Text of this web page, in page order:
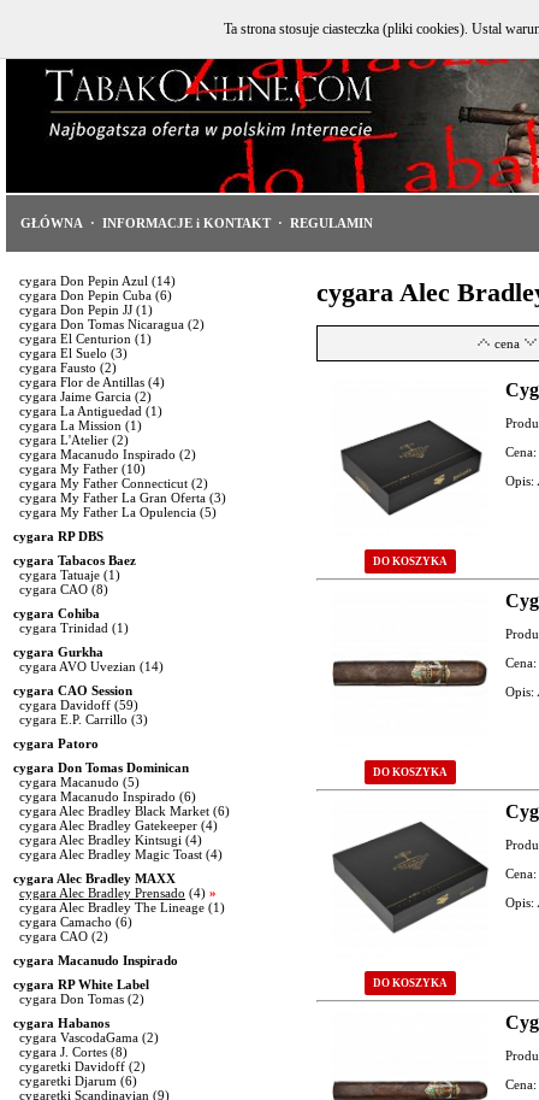
GŁÓWNA · INFORMACJE i KONTAKT · REGULAMIN
cygara Don Pepin Azul (14)
cygara Don Pepin Cuba (6)
cygara Don Pepin JJ (1)
cygara Don Tomas Nicaragua (2)
cygara El Centurion (1)
cygara El Suelo (3)
cygara Fausto (2)
cygara Flor de Antillas (4)
cygara Jaime Garcia (2)
cygara La Antiguedad (1)
cygara La Mission (1)
cygara L'Atelier (2)
cygara Macanudo Inspirado (2)
cygara My Father (10)
cygara My Father Connecticut (2)
cygara My Father La Gran Oferta (3)
cygara My Father La Opulencia (5)
cygara RP DBS
cygara Tabacos Baez
cygara Tatuaje (1)
cygara CAO (8)
cygara Cohiba
cygara Trinidad (1)
cygara Gurkha
cygara AVO Uvezian (14)
cygara CAO Session
cygara Davidoff (59)
cygara E.P. Carrillo (3)
cygara Patoro
cygara Don Tomas Dominican
cygara Macanudo (5)
cygara Macanudo Inspirado (6)
cygara Alec Bradley Black Market (6)
cygara Alec Bradley Gatekeeper (4)
cygara Alec Bradley Kintsugi (4)
cygara Alec Bradley Magic Toast (4)
cygara Alec Bradley MAXX
cygara Alec Bradley Prensado (4) »
cygara Alec Bradley The Lineage (1)
cygara Camacho (6)
cygara CAO (2)
cygara Macanudo Inspirado
cygara RP White Label
cygara Don Tomas (2)
cygara Habanos
cygara VascodaGama (2)
cygara J. Cortes (8)
cygaretki Davidoff (2)
cygaretki Djarum (6)
cygaretki Scandinavian (9)
cygara Alec
cena
DO KOSZYKA
Cena:
Opis:
DO KOSZYKA
Cena:
Opis:
DO KOSZYKA
Cena:
Opis:
Cena:
Ta strona stosuje ciasteczka (pliki cookies). Ustal